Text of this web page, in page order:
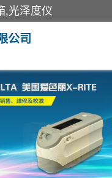
,光泽度仪
公司